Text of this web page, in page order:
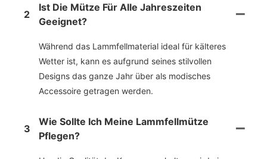
2
Ist Die Mütze Für Alle Jahreszeiten
Geeignet?
Während das Lammfellmaterial ideal für kälteres
Wetter ist, kann es aufgrund seines stilvollen
Designs das ganze Jahr über als modisches
Accessoire getragen werden.
3
Wie Sollte Ich Meine Lammfellmütze
Pflegen?